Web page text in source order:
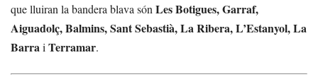
que lluiran la bandera blava són Les Botigues, Garraf,
Aiguadolç, Balmins, Sant Sebastià, La Ribera, L’Estanyol, La
Barrai Terramar.